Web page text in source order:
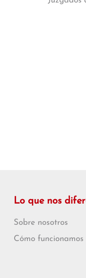
Lo que nos
Sobre nosotros
Cómo funcionamos